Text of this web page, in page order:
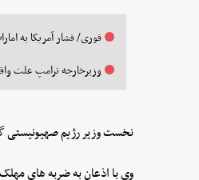
فوری/ فشار آمریکا به
وزیرخارجه ترامپ علت
نخست وزیر رژیم صهیونیستی
وی با اذعان به ضربه های